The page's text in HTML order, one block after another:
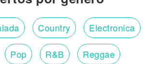
Country Electronica
Pop R&B Reggae